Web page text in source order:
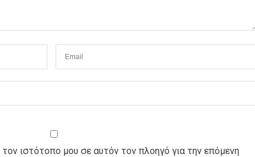
ιστότοπο μου σε αυτόν τον πλοηγό για την επόμενη